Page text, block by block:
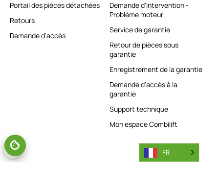
Portail des pièces détachées
Retours
Demande d'accès
Demande d'intervention -
Problème moteur
Service de garantie
Retour de pièces sous
garantie
Enregistrement de la garantie
Demande d'accès à la
garantie
Support technique
Mon espace Combilift
FR